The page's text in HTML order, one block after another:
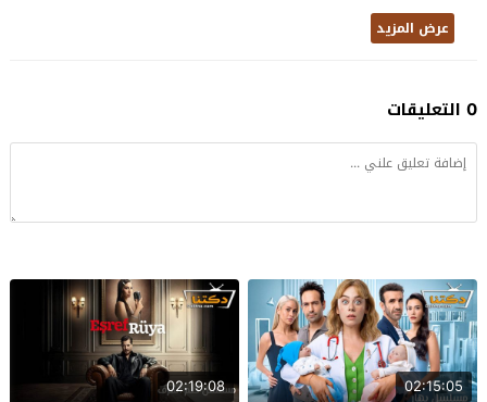
عرض المزيد
0 التعليقات
02:15:05
02:19:08